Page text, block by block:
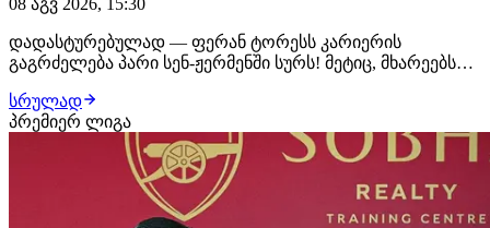
08 აგვ 2026, 15:30
დადასტურებულად — ფერან ტორესს კარიერის
გაგრძელება პარი სენ-ჟერმენში სურს! მეტიც, მხარეებს
შეთანხმებულია, პარიზელები კი ტრანსფერის დახურვას
უახლოეს დღეებში გეგმავენ. ლუის ენრიკეს დაჟინებული
მოთხოვნით, კლუბმა ესპანელი ფორვარდის
ტრანსფერზე მუშაობ…
სრულად
პრემიერ ლიგა